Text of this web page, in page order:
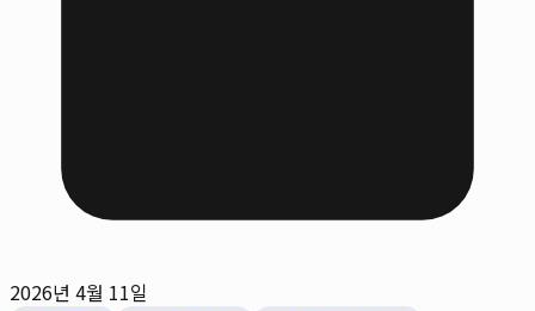
2026년 4월 11일